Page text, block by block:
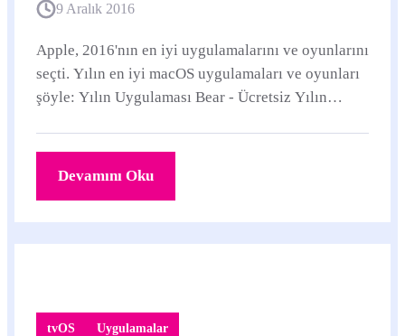
9 Aralık 2016
Apple, 2016'nın en iyi uygulamalarını ve oyunlarını
seçti. Yılın en iyi macOS uygulamaları ve oyunları
şöyle: Yılın Uygulaması Bear - Ücretsiz Yılın
Devamını Oku
tvOS Uygulamalar